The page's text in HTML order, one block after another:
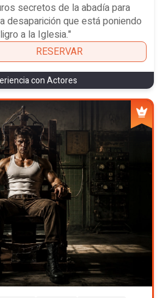
secretos de la abadía para
desaparición que está poniendo
a la Iglesia."
RESERVAR
con Actores